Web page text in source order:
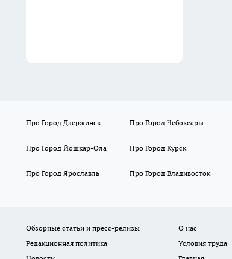
Про Город Дзержинск Про Город Чебоксары
Про Город Йошкар-Ола Про Город Курск
Про Город Ярославль Про Город Владивосток
Обзорные статьи и пресс-релизы О нас
Редакционная политика
Условия труда